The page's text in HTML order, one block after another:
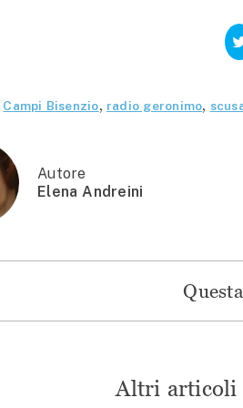
Campi Bisenzio, radio geronimo,
Autore
Elena Andreini
Altri articoli